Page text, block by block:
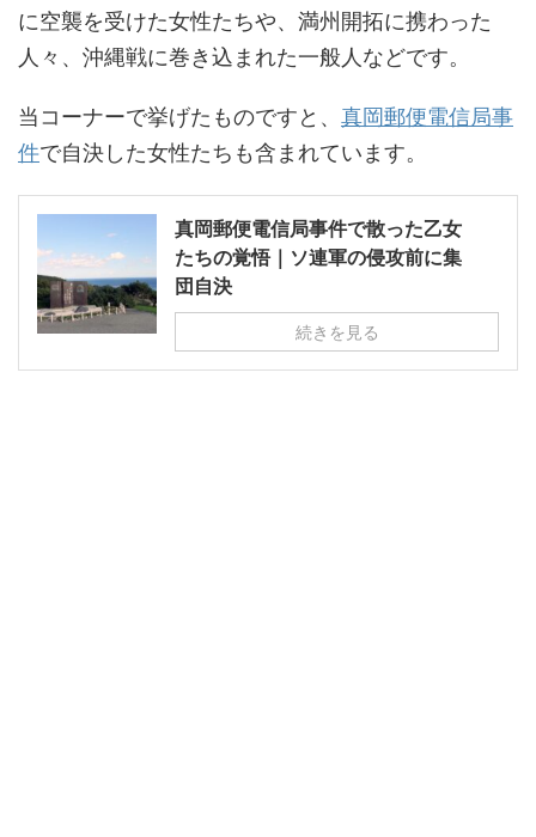
に空襲を受けた女性たちや、満州開拓に携わった
人々、沖縄戦に巻き込まれた一般人などです。
当コーナーで挙げたものですと、 真岡郵便電信局事
件で自決した女性たちも含まれています。
真岡郵便電信局事件で散った乙女
たちの覚悟｜ソ連軍の侵攻前に集
団自決
続きを見る